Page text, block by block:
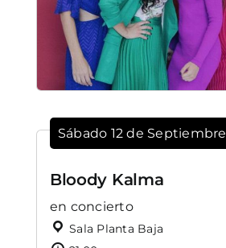
Sábado 12 de Septiembre
Bloody Kalma
en concierto
Sala Planta Baja